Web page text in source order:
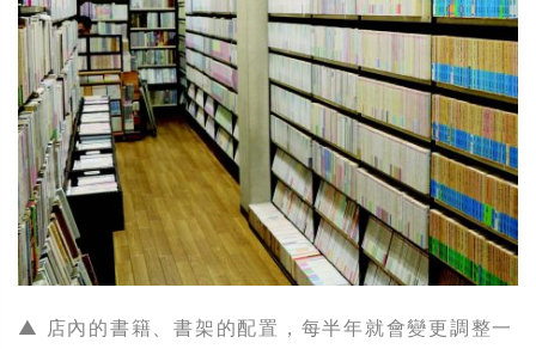
▲ 店內的書籍、書架的配置，每半年就會變更調整一